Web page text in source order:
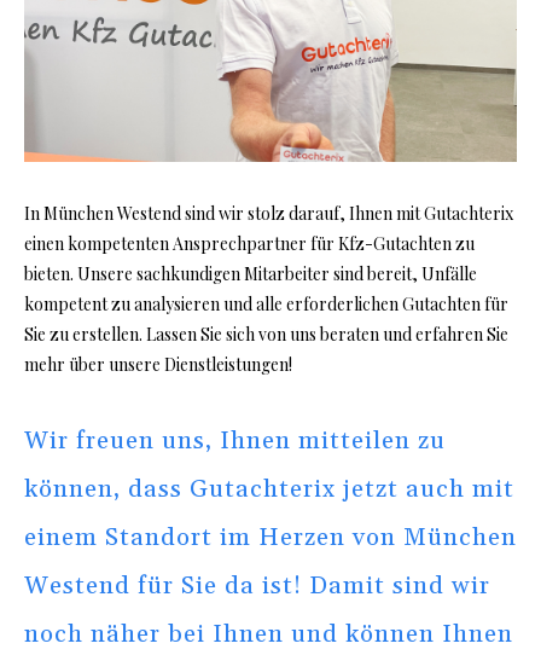
In München Westend sind wir stolz darauf, Ihnen mit Gutachterix
einen kompetenten Ansprechpartner für Kfz-Gutachten zu
bieten. Unsere sachkundigen Mitarbeiter sind bereit, Unfälle
kompetent zu analysieren und alle erforderlichen Gutachten für
Sie zu erstellen. Lassen Sie sich von uns beraten und erfahren Sie
mehr über unsere Dienstleistungen!
Wir freuen uns, Ihnen mitteilen zu
können, dass Gutachterix jetzt auch mit
einem Standort im Herzen von München
Westend für Sie da ist! Damit sind wir
noch näher bei Ihnen und können Ihnen